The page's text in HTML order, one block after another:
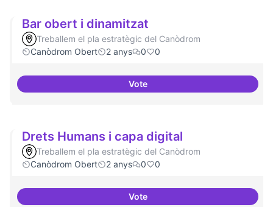
Bar obert i dinamitzat
Treballem el pla estratègic del Canòdrom
Canòdrom Obert
2 anys 0 0
VoteBar obert i dinamitzat
Drets Humans i capa digital
Treballem el pla estratègic del Canòdrom
Canòdrom Obert
2 anys 0 0
VoteDrets Humans i capa digital